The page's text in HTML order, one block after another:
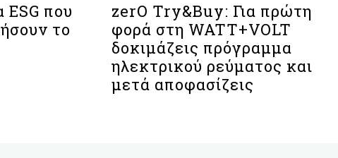
ESG που
το
zerO Try&Buy: Για πρώτη
φορά στη WATT+VOLT
δοκιμάζεις πρόγραμμα
ηλεκτρικού ρεύματος και
μετά αποφασίζεις